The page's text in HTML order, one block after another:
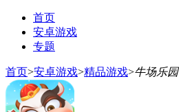
首页
安卓游戏
专题
首页>安卓游戏>精品游戏>牛场乐园